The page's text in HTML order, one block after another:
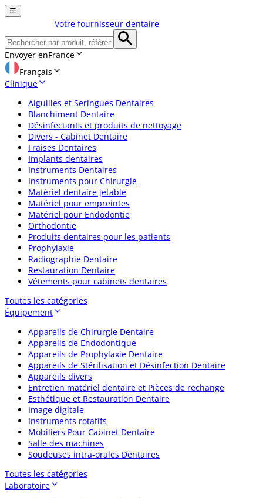
☰
Votre fournisseur dentaire
Envoyer enFrance
Français
Clinique
Aiguilles et Seringues Dentaires
Blanchiment Dentaire
Désinfectants et produits de nettoyage
Divers - Cabinet Dentaire
Fraises Dentaires
Implants dentaires
Instruments Dentaires
Instruments pour Chirurgie
Matériel dentaire jetable
Matériel pour empreintes
Matériel pour Endodontie
Orthodontie
Produits dentaires pour les patients
Prophylaxie
Radiographie Dentaire
Restauration Dentaire
Vêtements pour cabinets dentaires
Toutes les catégories
Équipement
Appareils de Chirurgie Dentaire
Appareils de Endodontique
Appareils de Prophylaxie Dentaire
Appareils de Stérilisation et Désinfection Dentaire
Appareils divers
Entretien matériel dentaire et Pièces de rechange
Esthétique et Restauration Dentaire
Image digitale
Instruments rotatifs
Mobiliers Pour Cabinet Dentaire
Salle des machines
Soudeuses intra-orales Dentaires
Toutes les catégories
Laboratoire